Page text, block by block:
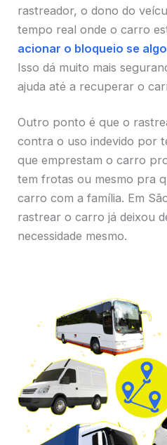
rastreador, o dono do
tempo real onde o carro
acionar o bloqueio se
Isso dá muito mais
ajuda até a recuperar o
Outro ponto é que o
contra o uso indevido por
que emprestam o carro
tem frotas ou mesmo pra
carro com a família. Em
rastrear o carro já deixou
necessidade mesmo.